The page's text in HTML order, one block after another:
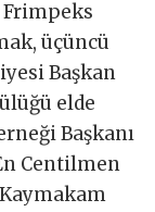
üçüncü
Başkan
elde
Başkanı
Centilmen